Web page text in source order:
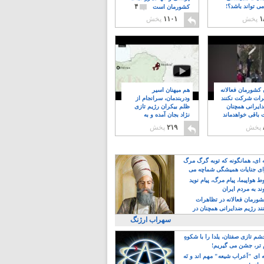
کشورمان است
۴
۱۱۰۱ پخش
تواند باشد؟!
پخش
هم میهنان اسیر
ودربندمان، سرانجام از
ظلم بیکران رژیم تازی
نژاد بجان آمده و به
۲۱۹ پخش
کشورمان فعالانه
شرکت نکنند
همچنان
باقی خواهدماند
پخش
ای، همانگونه که توبه گرگ مرگ
جنایات همیشگی شماچه می
هواپیما، پیام مرگ، پیام نوید
به مردم ایران
فعالانه در تظاهرات
رژیم ضدایرانی همچنان در
خواهدماند
سهراب ارژنگ
تازی صفتان، یلدا را با شکوهِ
تر، جشن می گیریم!
ای "اَعراب شیعه" مهم اند و نَه